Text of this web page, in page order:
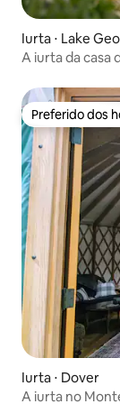
Iurta ⋅ Lake
A iurta da casa
Preferido dos
Preferido dos
Iurta ⋅ Dover
A iurta no